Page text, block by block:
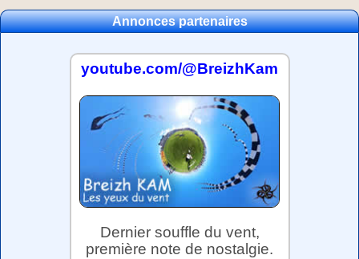
Annonces partenaires
youtube.com/@BreizhKam
Dernier souffle du vent,
première note de nostalgie.